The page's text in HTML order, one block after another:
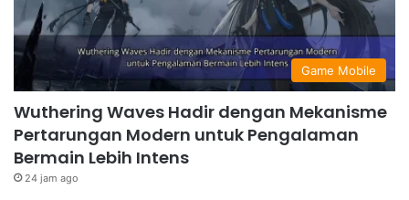
Game Mobile
Wuthering Waves Hadir dengan Mekanisme
Pertarungan Modern untuk Pengalaman
Bermain Lebih Intens
24 jam ago